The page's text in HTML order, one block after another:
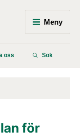
Meny
oss Sök
för